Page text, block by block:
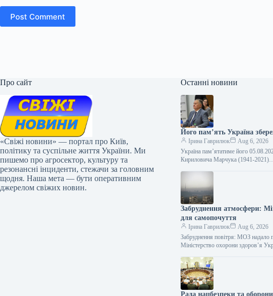
Post Comment
Про сайт
«Свіжі новини» — портал про Київ,
політику та суспільне життя України. Ми
пишемо про агросектор, культуру та
резонансні інциденти, стежачи за головним
щодня. Наша мета — бути оперативним
джерелом свіжих новин.
Останні новини
Його пам’ять Україна
Ірина Гаврилюк
Aug 6, 2026
Україна пам’ятатиме його
Кириловича Марчука (1941-
Забруднення атмосфери:
для самопочуття
Ірина Гаврилюк
Aug 6, 2026
Забруднення повітря: МОЗ надало
Міністерство охорони здоров’я
Рада нацбезпеки та